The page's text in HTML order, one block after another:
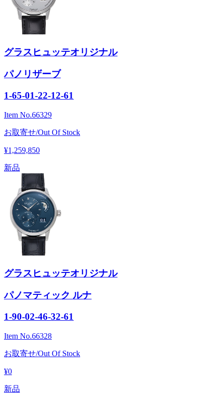
グラスヒュッテオリジナル
パノリザーブ
1-65-01-22-12-61
Item No.66329
お取寄せ/Out Of Stock
¥1,259,850
新品
グラスヒュッテオリジナル
パノマティック ルナ
1-90-02-46-32-61
Item No.66328
お取寄せ/Out Of Stock
¥0
新品